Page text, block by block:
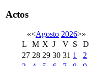
Actos
«<Agosto 2026>»
L
M X J V S
D
27 28 29 30 31 1
2